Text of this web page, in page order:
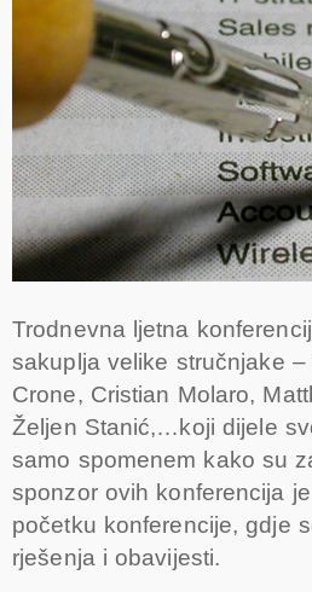
Trodnevna ljetna
sakuplja velike stručnjake
Crone, Cristian Molaro,
Željen Stanić,…koji dijele
samo spomenem kako su
sponzor ovih konferencija
početku konferencije, gdje
rješenja i obavijesti.